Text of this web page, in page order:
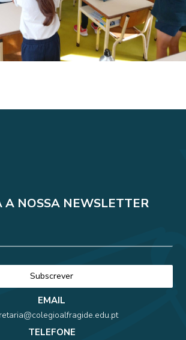
A NOSSA NEWSLETTER
EMAIL
TELEFONE